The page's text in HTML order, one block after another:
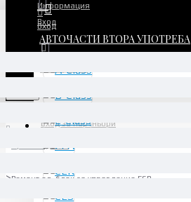
Информация
Вход за партньори
Вход
АВТОЧАСТИ ВТОРА УПОТРЕБА
Вход
Ремонт ел. блок за управление ESP